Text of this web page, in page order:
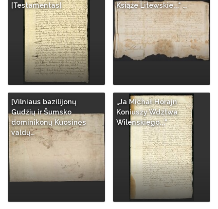
[Testamentas]
Książe Litewskie..." …
[Vilniaus bazilijonų
Gudžių ir Šumsko
dominikonų Kuosinės
valdų…
„Ja Michał Horajn
Koniuszy Wdztwa
Wilenskiego..."